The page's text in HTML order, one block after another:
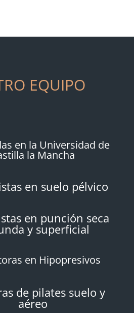
EQUIPO
en la Universidad de
la Mancha
en suelo pélvico
en punción seca
y superficial
en Hipopresivos
de pilates suelo y
aéreo